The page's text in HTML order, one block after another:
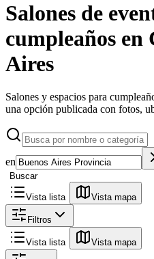
Salones de
cumpleaños en
Aires
Salones y espacios para
una opción publicada con fotos,
en
Buscar
Vista lista Vista mapa
Filtros
Vista lista Vista mapa